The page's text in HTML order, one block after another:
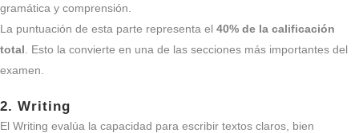
gramática y comprensión.
La puntuación de esta parte representa el 40% de la calificación
total . Esto la convierte en una de las secciones más importantes del
examen.
2. Writing
El Writing evalúa la capacidad para escribir textos claros, bien